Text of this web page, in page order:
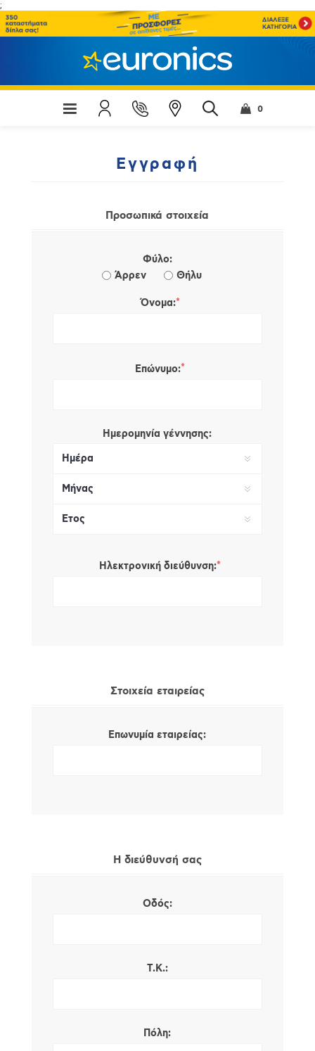
;
0
Εγγραφή
Προσωπικά στοιχεία
Φύλο:
Άρρεν
Θήλυ
Όνομα:*
Επώνυμο:*
Ημερομηνία γέννησης:
Ηλεκτρονική διεύθυνση:*
Στοιχεία εταιρείας
Επωνυμία εταιρείας:
Η διεύθυνσή σας
Οδός:
Τ.Κ.:
Πόλη: